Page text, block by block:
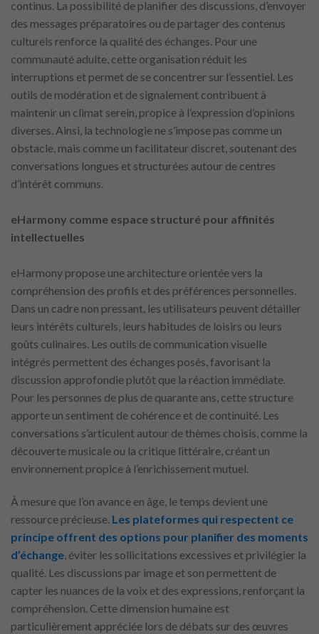
continus. La possibilité de planifier des discussions, d’envoyer
des messages préparatoires ou de partager des contenus
culturels renforce la qualité des échanges. Pour une
communauté adulte, cette organisation réduit les
interruptions et permet de se concentrer sur l’essentiel. Les
outils de modération et de signalement contribuent à
maintenir un climat serein, propice à l’expression d’opinions
diverses. Ainsi, la technologie ne s’impose pas comme un
obstacle, mais comme un facilitateur discret, soutenant des
conversations longues et structurées autour de centres
d’intérêt communs.
eHarmony comme espace structuré pour affinités
intellectuelles
eHarmony propose une architecture orientée vers la
compréhension des profils et des préférences personnelles.
Dans un cadre non pressant, les utilisateurs peuvent détailler
leurs intérêts culturels, leurs habitudes de loisirs ou leurs
goûts culinaires. Les outils de communication visuelle
intégrés permettent des échanges posés, favorisant la
discussion approfondie plutôt que la réaction immédiate.
Pour les personnes de plus de quarante ans, cette structure
apporte un sentiment de cohérence et de continuité. Les
conversations s’articulent autour de thèmes choisis, comme la
découverte musicale ou la critique littéraire, créant un
environnement propice à l’enrichissement mutuel.
À mesure que l’on avance en âge, le temps devient une
ressource précieuse. Les plateformes qui respectent ce
principe offrent des options pour planifier des moments
d’échange, éviter les sollicitations excessives et privilégier la
qualité. Les discussions par image et son permettent de
capter les nuances de la voix et des expressions, renforçant la
compréhension. Cette dimension humaine est
particulièrement appréciée lors de débats sur des œuvres